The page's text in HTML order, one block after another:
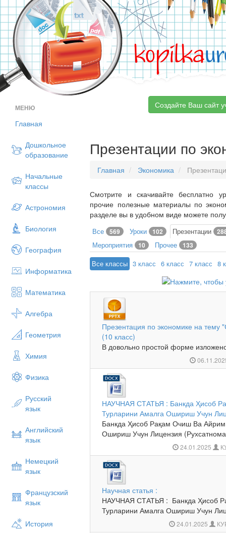
kopilka
МЕНЮ
Главная
Дошкольное
образование
Начальные
классы
Астрономия
Биология
География
Информатика
Математика
Алгебра
Геометрия
Химия
Физика
Русский
язык
Английский
язык
Немецкий
язык
Французский
язык
История
Создайте Ваш сайт
Презентации по
Главная Экономика
Смотрите и скачивайте бесплатно
прочие полезные материалы по
разделе вы в удобном виде можете
Все 569 Уроки 102 Презентации
Мероприятия 10 Прочее 133
Все классы 3 класс 6 класс 7 класс 8
Презентация по экономике на тему
(10 класс)
В довольно простой форме
НАУЧНАЯ СТАТЬЯ : Банкда Ҳисоб
Турларини Амалга Ошириш Учун
Банкда Ҳисоб Рақам Очиш Ва
Ошириш Учун Лицензия
24.01.2025
Научная статья :
НАУЧНАЯ СТАТЬЯ : Банкда Ҳисоб
Турларини Амалга Ошириш Учун
24.01.2025